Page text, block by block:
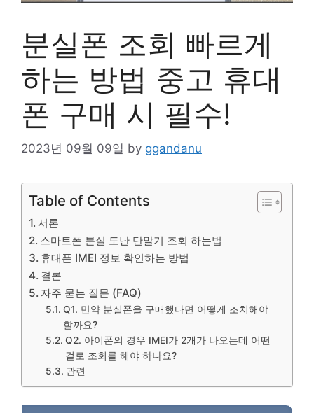
분실폰 조회 빠르게
하는 방법 중고 휴대
폰 구매 시 필수!
2023년 09월 09일 by ggandanu
Table of Contents
서론
스마트폰 분실 도난 단말기 조회 하는법
휴대폰 IMEI 정보 확인하는 방법
결론
자주 묻는 질문 (FAQ)
Q1. 만약 분실폰을 구매했다면 어떻게 조치해야
할까요?
Q2. 아이폰의 경우 IMEI가 2개가 나오는데 어떤
걸로 조회를 해야 하나요?
관련